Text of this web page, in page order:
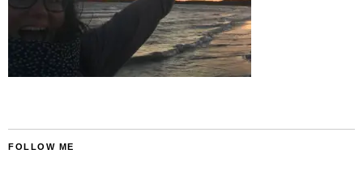
FOLLOW ME